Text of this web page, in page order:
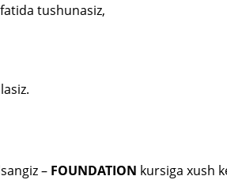
tushunasiz,
– FOUNDATION kursiga xush